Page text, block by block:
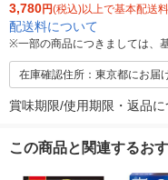
3,780円(税込)以上で基本配送料
配送料について
※一部の商品につきましては、
在庫確認住所：東京都にお届
賞味期限/使用期限・返品に
この商品と関連するお